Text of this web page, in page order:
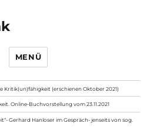
MENÜ
Kritik(un)fähigkeit (erschienen Oktober 2021)
Online-Buchvorstellung vom 23.11.2021
Gerhard Hanloser im Gespräch- jenseits von sog.